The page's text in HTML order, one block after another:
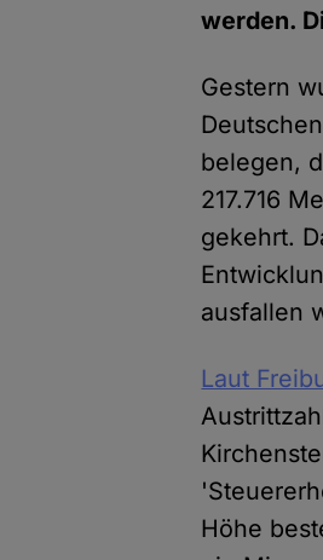
werden.
Gestern
belegen,
217.716
gekehrt.
ausfallen
Laut
Höhe